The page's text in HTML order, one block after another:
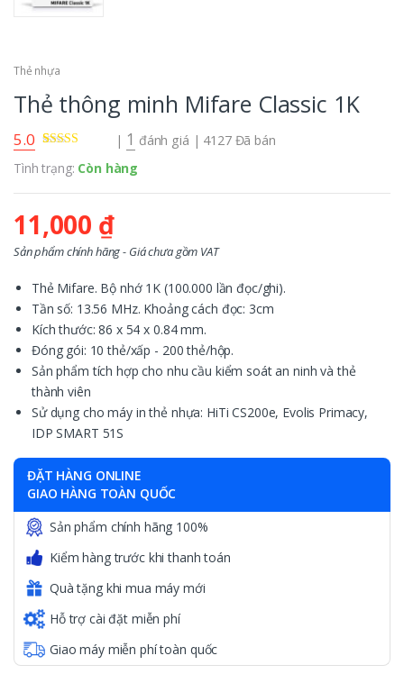
Thẻ nhựa
Thẻ thông minh Mifare Classic 1K
5.0
dựa trênđánh
| 1 đánh giá | 4127 Đã bán
Tình trạng: Còn hàng
11,000 ₫
Sản phẩm chính hãng - Giá chưa gồm VAT
Thẻ Mifare. Bộ nhớ 1K (100.000 lần đọc/ghi).
Tần số: 13.56 MHz. Khoảng cách đọc: 3cm
Kích thước: 86 x 54 x 0.84 mm.
Đóng gói: 10 thẻ/xấp - 200 thẻ/hộp.
Sản phẩm tích hợp cho nhu cầu kiểm soát an ninh và thẻ
thành viên
Sử dụng cho máy in thẻ nhựa: HiTi CS200e, Evolis Primacy,
IDP SMART 51S
ĐẶT HÀNG ONLINE
GIAO HÀNG TOÀN QUỐC
Sản phẩm chính hãng 100%
Kiểm hàng trước khi thanh toán
Quà tặng khi mua máy mới
Hỗ trợ cài đặt miễn phí
Giao máy miễn phí toàn quốc